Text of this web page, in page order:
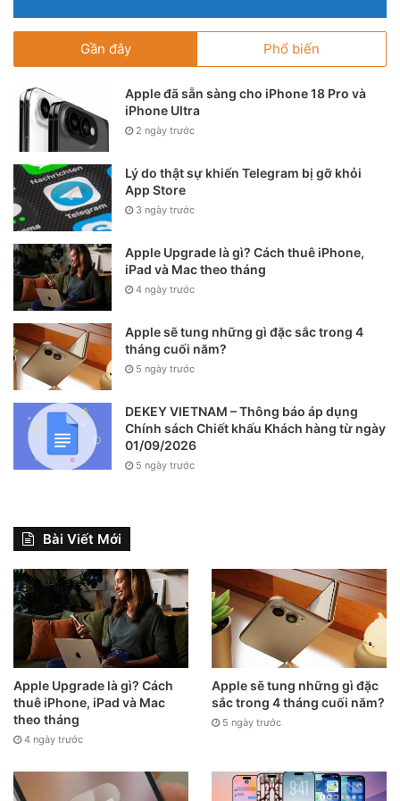
Gần đây Phổ biến
Apple đã sẵn sàng cho iPhone 18 Pro và
iPhone Ultra
2 ngày trước
Lý do thật sự khiến Telegram bị gỡ khỏi
App Store
3 ngày trước
Apple Upgrade là gì? Cách thuê iPhone,
iPad và Mac theo tháng
4 ngày trước
Apple sẽ tung những gì đặc sắc trong 4
tháng cuối năm?
5 ngày trước
DEKEY VIETNAM – Thông báo áp dụng
Chính sách Chiết khấu Khách hàng từ ngày
01/09/2026
5 ngày trước
Bài Viết Mới
Apple Upgrade là gì? Cách
thuê iPhone, iPad và Mac
theo tháng
4 ngày trước
Apple sẽ tung những gì đặc
sắc trong 4 tháng cuối năm?
5 ngày trước